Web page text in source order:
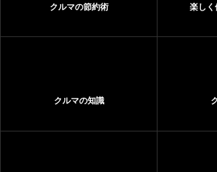
クルマの節約術 楽しく
クルマの知識